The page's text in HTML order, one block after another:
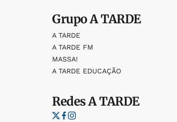
GrupoA TARDE
A TARDE
A TARDE FM
MASSA!
A TARDE EDUCAÇÃO
RedesA TARDE